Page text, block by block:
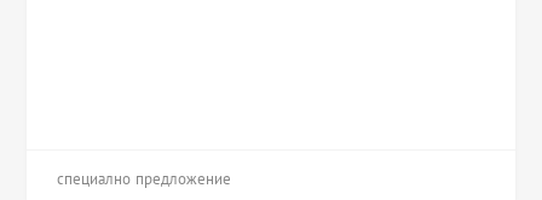
специално предложение